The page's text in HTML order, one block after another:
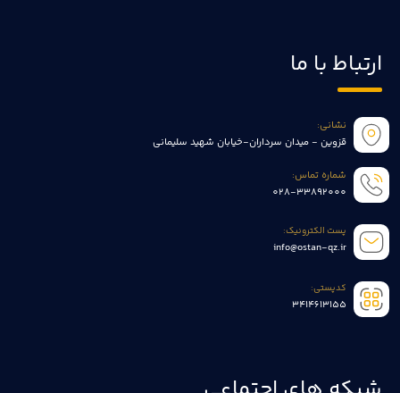
ارتباط با ما
نشانی:
قزوین - میدان سرداران-خیابان شهید سلیمانی
شماره تماس:
028-33892000
پست الکترونیک:
info@ostan-qz.ir
کدپستی:
3414613155